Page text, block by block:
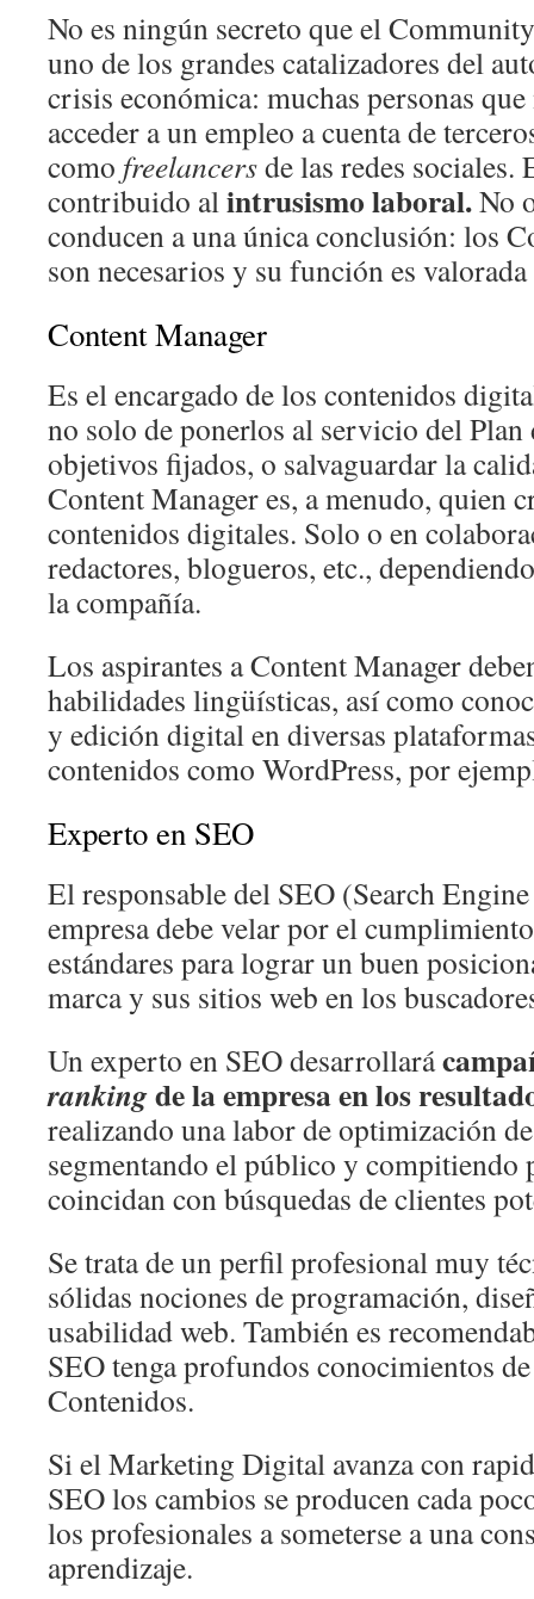
No es ningún secreto que el
uno de los grandes catalizadores del
crisis económica: muchas personas
acceder a un empleo a cuenta de
como freelancersde las redes sociales.
contribuido alintrusismo laboral.No
conducen a una única conclusión: los
son necesarios y su función es
Content Manager
Es el encargado de los contenidos
no solo de ponerlos al servicio del
objetivos fijados, o salvaguardar la
Content Manager es, a menudo, quien
contenidos digitales. Solo o en
redactores, blogueros, etc.,
la compañía.
Los aspirantes a Content Manager
habilidades lingüísticas, así como
y edición digital en diversas
contenidos como WordPress, por
Experto en SEO
El responsable del SEO (Search
empresa debe velar por el
estándares para lograr un buen
marca y sus sitios web en los
Un experto en SEO desarrollará
rankingde la empresa en los
realizando una labor de optimización
segmentando el público y compitiendo
coincidan con búsquedas de clientes
Se trata de un perfil profesional muy
sólidas nociones de programación,
usabilidad web. También es
SEO tenga profundos conocimientos
Contenidos.
Si el Marketing Digital avanza con
SEO los cambios se producen cada
los profesionales a someterse a una
aprendizaje.